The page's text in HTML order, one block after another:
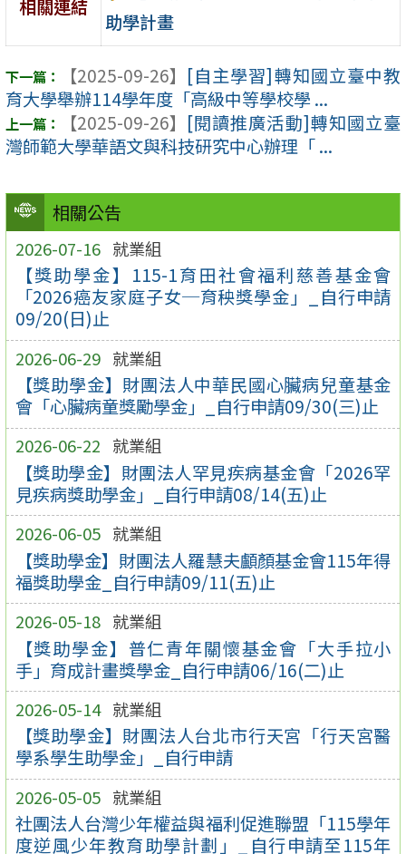
相關公告
2026-07-16 就業組
【獎助學金】115-1育田社會福利慈善基金會
「2026癌友家庭子女─育秧獎學金」_自行申請
09/20(日)止
2026-06-29 就業組
【獎助學金】財團法人中華民國心臟病兒童基金
會「心臟病童獎勵學金」_自行申請09/30(三)止
2026-06-22 就業組
【獎助學金】財團法人罕見疾病基金會「2026罕
見疾病獎助學金」_自行申請08/14(五)止
2026-06-05 就業組
【獎助學金】財團法人羅慧夫顱顏基金會115年得
福獎助學金_自行申請09/11(五)止
2026-05-18 就業組
【獎助學金】普仁青年關懷基金會「大手拉小
手」育成計畫獎學金_自行申請06/16(二)止
2026-05-14 就業組
【獎助學金】財團法人台北市行天宮「行天宮醫
學系學生助學金」_自行申請
2026-05-05 就業組
社團法人台灣少年權益與福利促進聯盟「115學年
度逆風少年教育助學計劃」_自行申請至115年
相關連結
助學計畫
【2025-09-26】 [自主學習]轉知國立臺中教
育大學舉辦114學年度「高級中等學校學 ...
【2025-09-26】 [閱讀推廣活動]轉知國立臺
灣師範大學華語文與科技研究中心辦理「 ...